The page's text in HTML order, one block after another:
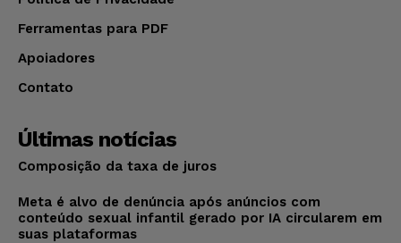
Ferramentas para PDF
Apoiadores
Contato
Últimas notícias
Composição da taxa de juros
Meta é alvo de denúncia após anúncios com
conteúdo sexual infantil gerado por IA circularem em
suas plataformas